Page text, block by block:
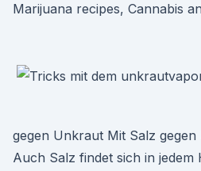
Marijuana recipes, Cannabis
gegen Unkraut Mit Salz
Auch Salz findet sich in jedem